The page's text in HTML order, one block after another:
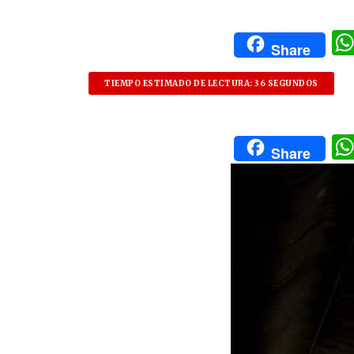
Share
TIEMPO ESTIMADO DE LECTURA: 36 SEGUNDOS
Share